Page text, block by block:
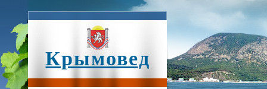
Крымовед